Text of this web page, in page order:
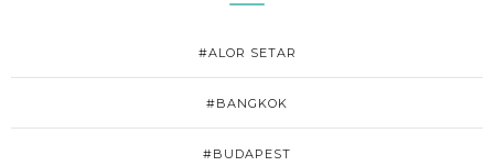
#ALOR SETAR
#BANGKOK
#BUDAPEST